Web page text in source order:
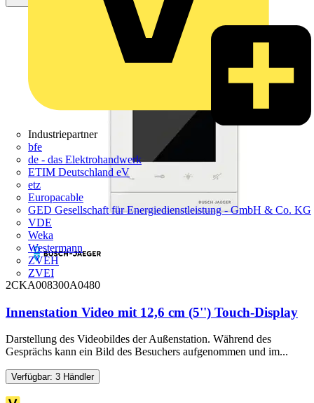
Industriepartner
bfe
de - das Elektrohandwerk
ETIM Deutschland eV
etz
Europacable
GED Gesellschaft für Energiedienstleistung - GmbH & Co. KG
VDE
Weka
Westermann
ZVEH
ZVEI
2CKA008300A0480
Innenstation Video mit 12,6 cm (5'') Touch-Display
Darstellung des Videobildes der Außenstation. Während des
Gesprächs kann ein Bild des Besuchers aufgenommen und im...
Verfügbar: 3 Händler